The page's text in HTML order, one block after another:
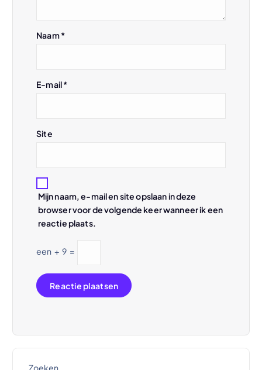
Naam*
E-mail*
Site
Mijn naam, e-mail en site opslaan in deze
browser voor de volgende keer wanneer ik een
reactie plaats.
een + 9 =
Zoeken